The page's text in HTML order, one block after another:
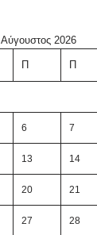
Αύγουστος 2026
Π Π
6 7
13 14
20 21
27 28